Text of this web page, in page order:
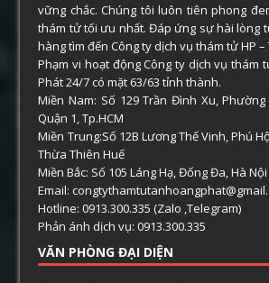
vững chắc. Chúng tôi luôn tiên phong
thám tử tối ưu nhất. Đáp ứng sự hài lòng
hàng tìm đến Công ty dịch vụ thám tử HP
Phạm vi hoạt động Công ty dịch vụ thám
Phát 24/7 có mặt 63/63 tỉnh thành.
Miền Nam: Số 129 Trần Đình Xu, Phường
Quận 1, Tp.HCM
Miền Trung:Số 12B Lương Thế Vinh, Phú
Thừa Thiên Huế
Miền Bắc: Số 105 Láng Hạ, Đống Đa, Hà Nội
Email:
Hotline: 0913.300.335 (Zalo ,Telegram)
Phản ánh dịch vụ: 0913.300.335
VĂN PHÒNG ĐẠI DIỆN